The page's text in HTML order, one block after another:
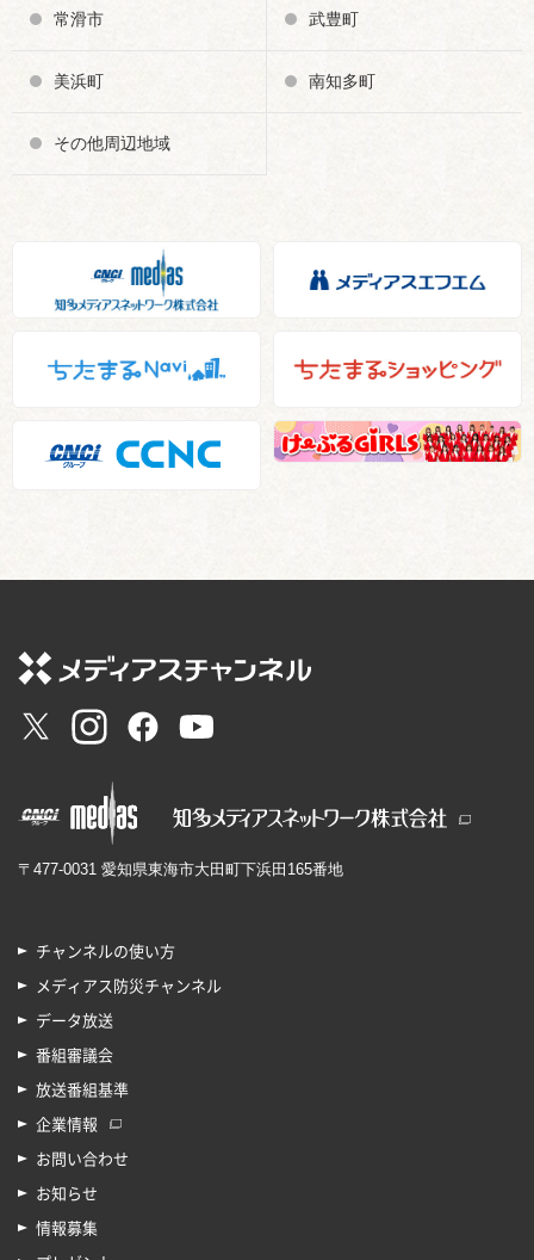
常滑市 武豊町
美浜町 南知多町
その他周辺地域
〒477-0031 愛知県東海市大田町下浜田165番地
チャンネルの使い方
メディアス防災チャンネル
データ放送
番組審議会
放送番組基準
企業情報
お問い合わせ
お知らせ
情報募集